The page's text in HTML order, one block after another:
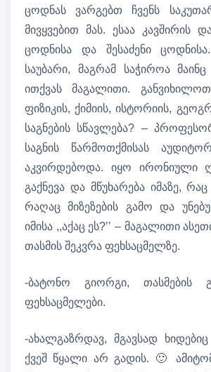
ცოდნას ვარგებთ ჩვენს
მივყვებით მას. ესაა კავშირის
ცოდნისა და შესაძენი
საუბარი, მაგრამ საჭიროა
ითქვას მაგალითი. განვიხილოთ
ფიზიკის, ქიმიის, ისტორიის,
საგნების სწავლება? –
საგნის წარმოთქმისას
აკვირდებოდა. იყო ირონიული
გაქნევა და მწუხარება იმაზე,
რაღაც მიზეზების გამო და
იმისა ,,აქაც ეს?’’ – მაგალითი
თასმის შეკვრა ფეხსაცმელზე.
-ბატონო გიორგი, თასმების
ფეხსაცმელები.
-ახალგაზრდავ, მგავსად
ქვეშ წყალი არ გადის. 🙂